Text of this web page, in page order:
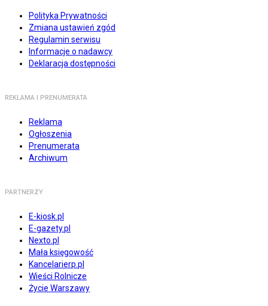
Polityka Prywatności
Zmiana ustawień zgód
Regulamin serwisu
Informacje o nadawcy
Deklaracja dostępności
REKLAMA I PRENUMERATA
Reklama
Ogłoszenia
Prenumerata
Archiwum
PARTNERZY
E-kiosk.pl
E-gazety.pl
Nexto.pl
Mała księgowość
Kancelarierp.pl
Wieści Rolnicze
Życie Warszawy